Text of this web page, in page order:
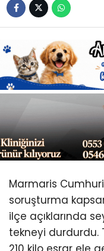
Marmaris
soruşturma
ilçe açıklarında
tekneyi durdurdu.